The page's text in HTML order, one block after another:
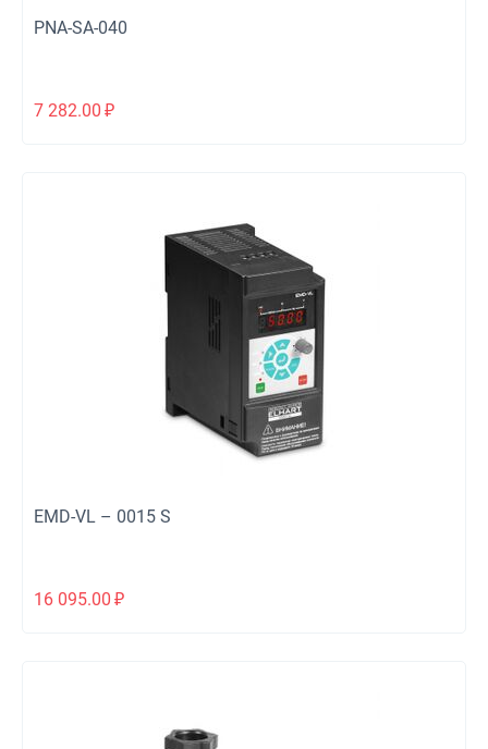
PNA-SA-040
7 282.00 ₽
EMD-VL – 0015 S
16 095.00 ₽